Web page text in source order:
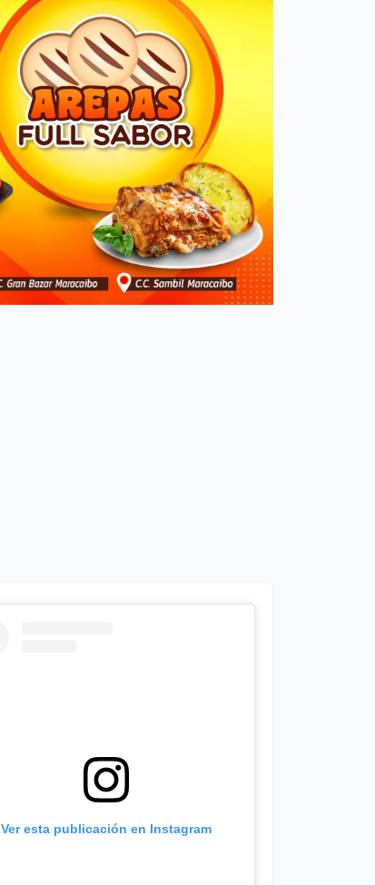
Ver esta publicación en Instagram